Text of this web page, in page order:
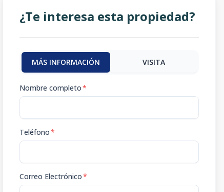
¿Te interesa esta propiedad?
MÁS INFORMACIÓN VISITA
Nombre completo*
Teléfono*
Correo Electrónico*